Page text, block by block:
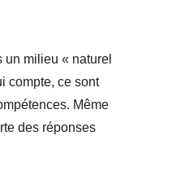
un milieu « naturel
compte, ce sont
Même
des réponses